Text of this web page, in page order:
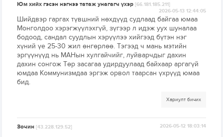
Юм хийх гэсэн нэгнээ татаж унагагч үхэр[66.181.185.211]
2026-05-13 12:44:05
Шийдвэр гаргах түвшний нөхдүүд судлаад байгаа юмаа
Монголдоо хэрэгжүүлэхгүй, зүгээр л идэж уух шуналаа
бодоод, сандал суудлын хэрүүлээ хийгээд бүтэн нэг
хүний үе 25-30 жил өнгөрлөө. Тэгээд ч мань мэтийн
эргүүнүүд нь МАНын хулгайчийг, луйварчдыг дахин
дахин сонгож Төр засагаа удирдуулаад байхаар аргагүй
юмдаа Коммунизмдаа эргэж орвол таарсан үхрүүд юмаа
бид.
Хариулт бичих
Зочин[43.228.129.52] 2026-05-12 18:03:14